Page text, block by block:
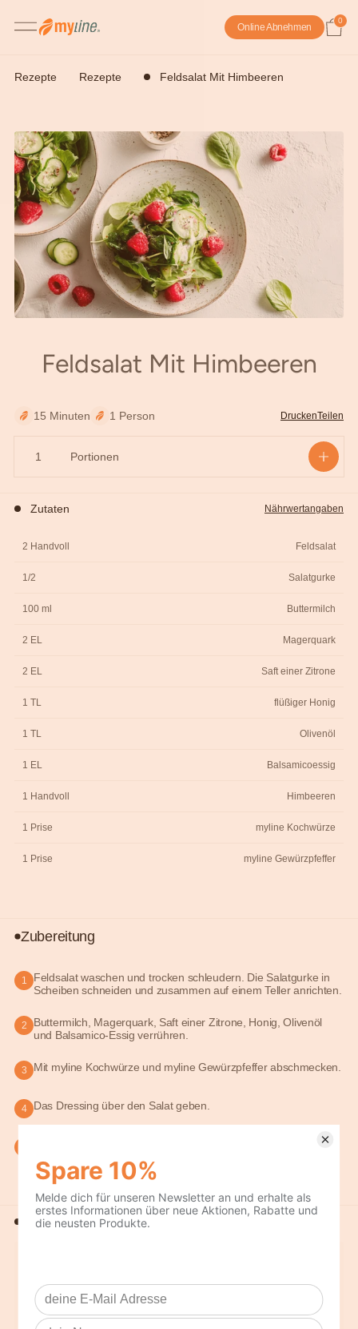
Online Abnehmen
0
Rezepte Rezepte Feldsalat Mit Himbeeren
Feldsalat Mit Himbeeren
15 Minuten 1 Person DruckenTeilen
Portionen
Zutaten Nährwertangaben
2 Handvoll Feldsalat
1/2 Salatgurke
100 ml Buttermilch
2 EL Magerquark
2 EL Saft einer Zitrone
1 TL flüßiger Honig
1 TL Olivenöl
1 EL Balsamicoessig
1 Handvoll Himbeeren
1 Prise myline Kochwürze
1 Prise myline Gewürzpfeffer
Zubereitung
1
Feldsalat waschen und trocken schleudern. Die Salatgurke in
Scheiben schneiden und zusammen auf einem Teller anrichten.
2
Buttermilch, Magerquark, Saft einer Zitrone, Honig, Olivenöl
und Balsamico-Essig verrühren.
3 Mit myline Kochwürze und myline Gewürzpfeffer abschmecken.
4 Das Dressing über den Salat geben.
Aus dem Rezept